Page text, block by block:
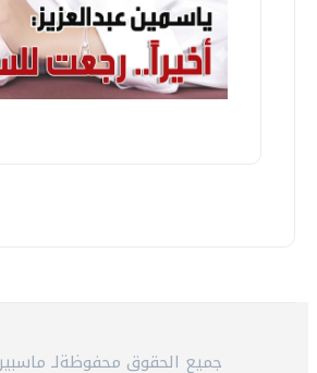
© 2026 جميع الحقوق محفوظةلـ